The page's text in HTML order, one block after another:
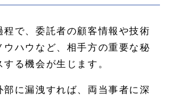
程で、委託者の顧客情報や技術
ウハウなど、相手方の重要な秘
る機会が生じます。
部に漏洩すれば、両当事者に深